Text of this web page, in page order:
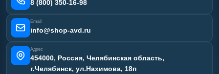
8 (800) 350-16-98
Email
info@shop-avd.ru
Адрес
454000, Россия, Челябинская область,
г.Челябинск, ул.Нахимова, 18п